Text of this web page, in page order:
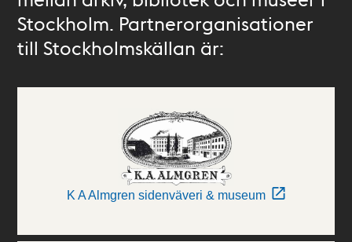
Stockholm. Partnerorganisationer
till Stockholmskällan är:
K A Almgren sidenväveri & museum